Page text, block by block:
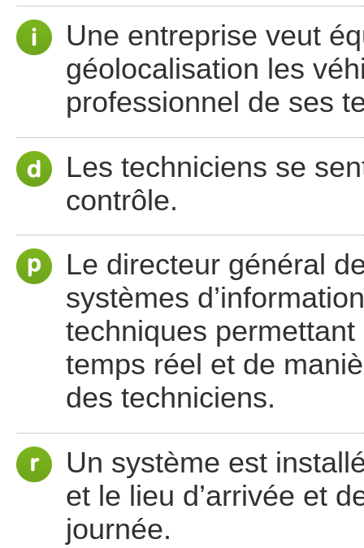
Une entreprise veut
géolocalisation les
professionnel de ses
Les techniciens se
contrôle.
Le directeur général
systèmes
techniques permettant
temps réel et de
des techniciens.
Un système est
et le lieu d’arrivée et
journée.